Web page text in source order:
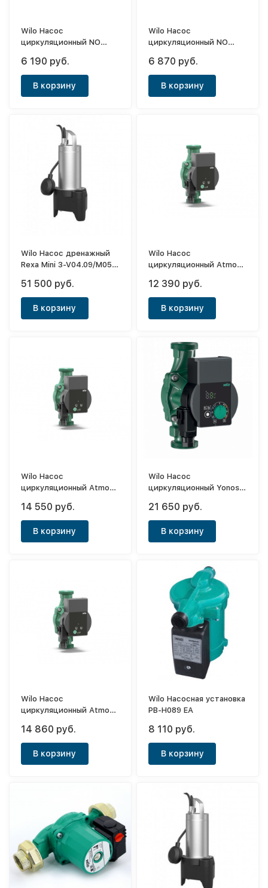
Wilo Насос
циркуляционный NO
6 190 руб.
В корзину
Wilo Насос
циркуляционный NO
6 870 руб.
В корзину
Wilo Насос дренажный
Rexa Mini 3-V04.09/M05-
51 500 руб.
В корзину
Wilo Насос
циркуляционный Atmos
12 390 руб.
В корзину
Wilo Насос
циркуляционный Atmos
14 550 руб.
В корзину
Wilo Насос
циркуляционный Yonos
21 650 руб.
В корзину
Wilo Насос
циркуляционный Atmos
14 860 руб.
В корзину
Wilo Насосная установка
PB-H089 EA
8 110 руб.
В корзину